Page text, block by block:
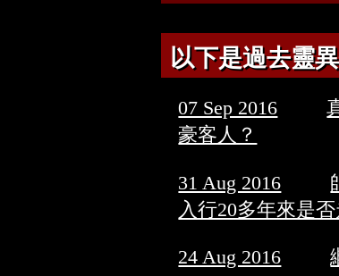
以下是過去靈
07 Sep 2016
豪客人？
31 Aug 2016
入行20多年來是
24 Aug 2016